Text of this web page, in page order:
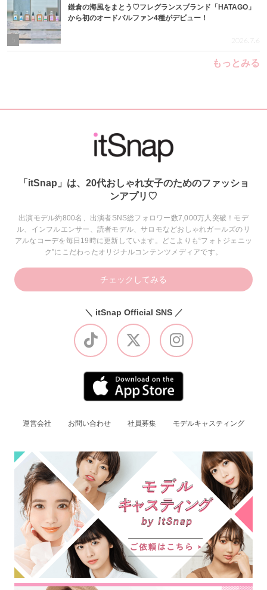
鎌倉の海風をまとう♡フレグランスブランド「HATAGO」
から初のオードパルファン4種がデビュー！
2026.7.6
もっとみる
「itSnap」は、20代おしゃれ女子のためのファッショ
ンアプリ♡
出演モデル約800名、出演者SNS総フォロワー数7,000万人突破！モデ
ル、インフルエンサー、読者モデル、サロモなどおしゃれガールズのリ
アルなコーデを毎日19時に更新しています。どこよりも“フォトジェニッ
ク”にこだわったオリジナルコンテンツメディアです。
チェックしてみる
＼ itSnap Official SNS ／
運営会社 お問い合わせ 社員募集 モデルキャスティング